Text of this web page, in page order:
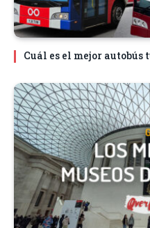
Cuál es el mejor